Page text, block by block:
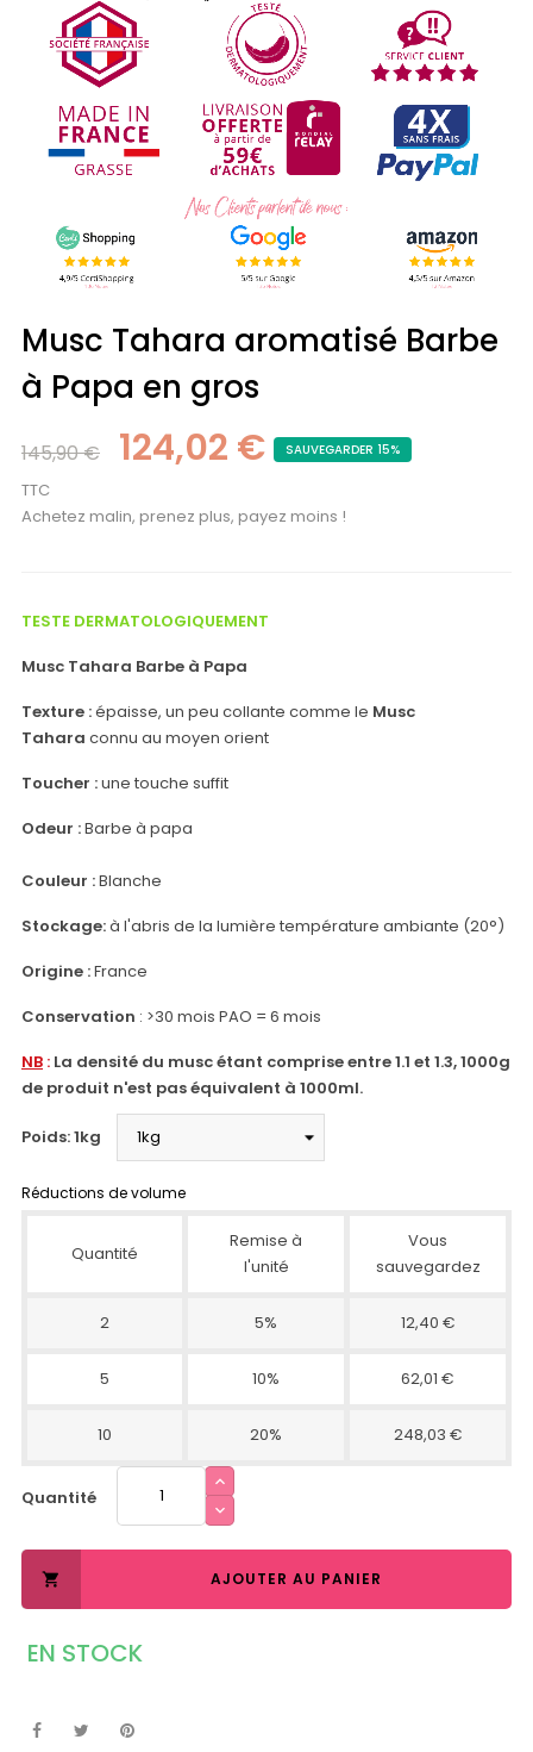
Musc Tahara aromatisé Barbe
à Papa en gros
145,90 € 124,02 € SAUVEGARDER 15%
TTC
Achetez malin, prenez plus, payez moins !
TESTE DERMATOLOGIQUEMENT
Musc Tahara Barbe à Papa
Texture :épaisse, un peu collante comme le Musc
Tahara connu au moyen orient
Toucher :une touche suffit
Odeur :Barbe à papa
Couleur :Blanche
Stockage:à l'abris de la lumière température ambiante (20°)
Origine :France
Conservation : >30 mois PAO = 6 mois
NB : La densité du musc étant comprise entre 1.1 et 1.3, 1000g
de produit n'est pas équivalent à 1000ml.
Poids: 1kg
Réductions de volume
Quantité
Remise à
l'unité
Vous
sauvegardez
2 5% 12,40 €
5 10% 62,01 €
10 20% 248,03 €
Quantité
 AJOUTER AU PANIER
EN STOCK